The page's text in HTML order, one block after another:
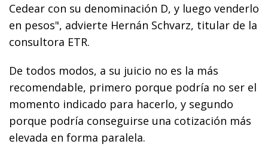
Cedear con su denominación D, y luego venderlo
en pesos", advierte Hernán Schvarz, titular de la
consultora ETR.
De todos modos, a su juicio no es la más
recomendable, primero porque podría no ser el
momento indicado para hacerlo, y segundo
porque podría conseguirse una cotización más
elevada en forma paralela.